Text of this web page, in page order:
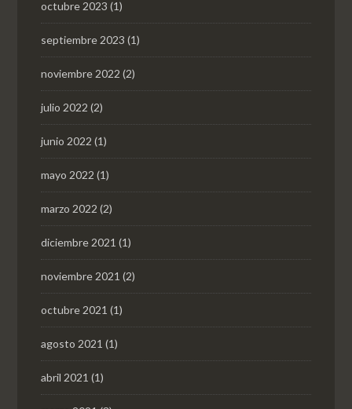
octubre 2023 (1)
septiembre 2023 (1)
noviembre 2022 (2)
julio 2022 (2)
junio 2022 (1)
mayo 2022 (1)
marzo 2022 (2)
diciembre 2021 (1)
noviembre 2021 (2)
octubre 2021 (1)
agosto 2021 (1)
abril 2021 (1)